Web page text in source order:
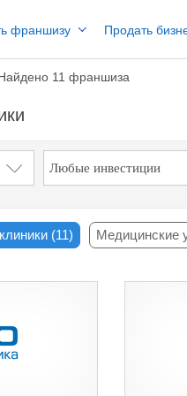
франшизу Продать
11 франшиза
(11) Медицинские